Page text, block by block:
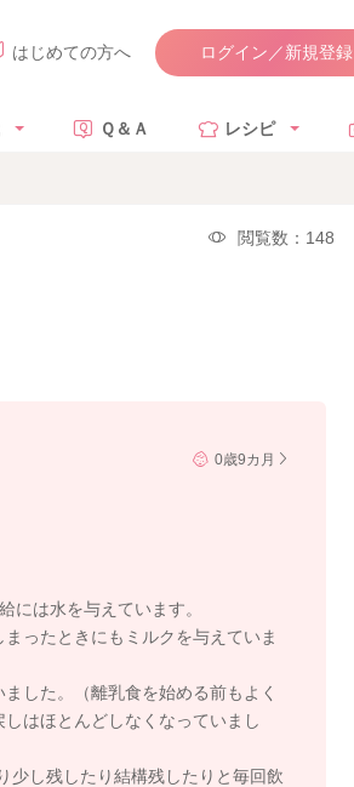
はじめての方へ ログイン／新規登録
Ｑ＆Ａ レシピ
閲覧数：148
0歳9カ月
には水を与えています。
ったときにもミルクを与えていま
した。（離乳食を始める前もよく
はほとんどしなくなっていまし
少し残したり結構残したりと毎回飲